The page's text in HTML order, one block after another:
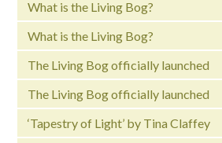
What is the Living Bog?
What is the Living Bog?
The Living Bog officially launched
The Living Bog officially launched
‘Tapestry of Light’ by Tina Claffey